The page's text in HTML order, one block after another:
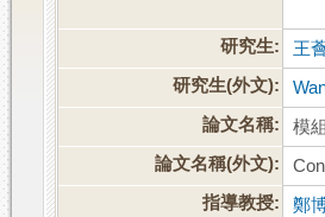
研究生:
王
研究生(外文):
論文名稱:
模
論文名稱(外文):
指導教授:
鄭